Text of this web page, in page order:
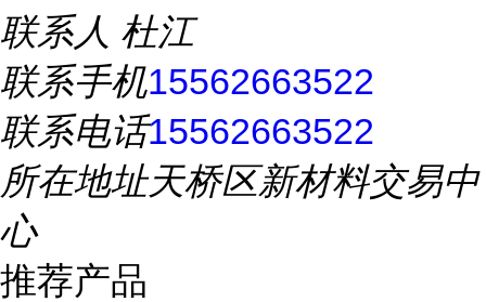
联系人 杜江
联系手机15562663522
联系电话15562663522
所在地址天桥区新材料交易中
心
推荐产品